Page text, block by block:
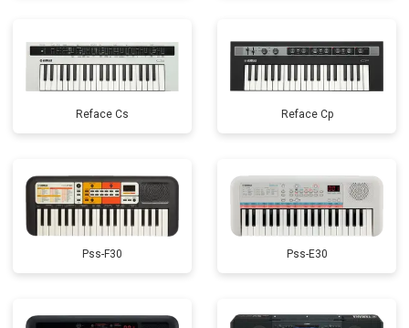
Reface Cs Reface Cp
Pss-F30 Pss-E30